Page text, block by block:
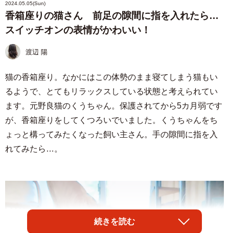
2024.05.05(Sun)
香箱座りの猫さん 前足の隙間に指を入れたら…
スイッチオンの表情がかわいい！
渡辺 陽
猫の香箱座り。なかにはこの体勢のまま寝てしまう猫もい
るようで、とてもリラックスしている状態と考えられてい
ます。元野良猫のくうちゃん。保護されてから5カ月弱です
が、香箱座りをしてくつろいでいました。くうちゃんをち
ょっと構ってみたくなった飼い主さん。手の隙間に指を入
れてみたら…。
続きを読む